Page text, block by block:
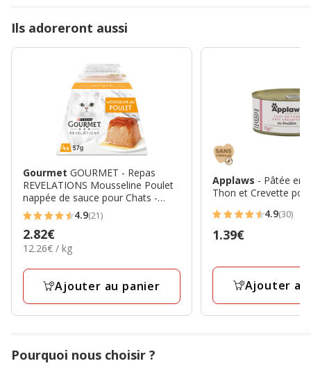
Ils adoreront aussi
Gourmet GOURMET - Repas
REVELATIONS Mousseline Poulet
nappée de sauce pour Chats -
4X57g
4.9
étoiles
avec
21
4.9(21)
Prix
2.82€
2.82€
12.26€
Kg
12.26€ / kg
Ajouter au panier
Applaws - Pâtée en
Thon et Crevette
4.9
étoiles
30
4.9(30)
Prix
1.39€
Ajouter
Pourquoi nous choisir ?